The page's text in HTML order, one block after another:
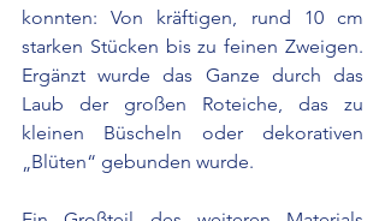
konnten: Von kräftigen, rund 10 cm
starken Stücken bis zu feinen Zweigen.
Ergänzt wurde das Ganze durch das
Laub der großen Roteiche, das zu
kleinen Büscheln oder dekorativen
„Blüten“ gebunden wurde.